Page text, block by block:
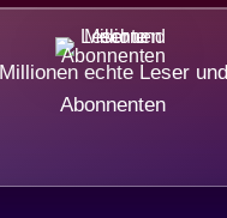
Millionen echte Leser und
Abonnenten